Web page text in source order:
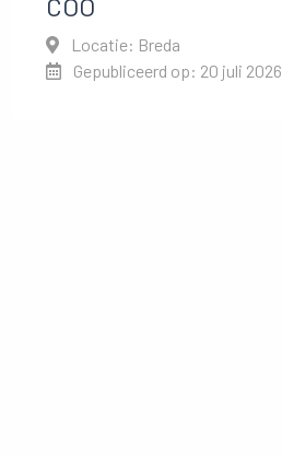
Locatie: Breda
Gepubliceerd op: 20 juli 2026